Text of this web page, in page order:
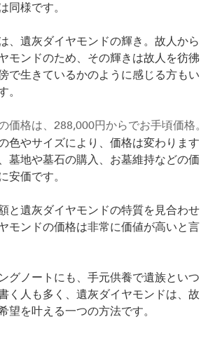
同様です。
、遺灰ダイヤモンドの輝き。故人から
モンドのため、その輝きは故人を彷彿
で生きているかのように感じる方もい
価格は、288,000円からでお手頃価格
色やサイズにより、価格は変わります
墓地や墓石の購入、お墓維持などの価
安価です。
と遺灰ダイヤモンドの特質を見合わせ
モンドの価格は非常に価値が高いと言
グノートにも、手元供養で遺族といつ
く人も多く、遺灰ダイヤモンドは、故
望を叶える一つの方法です。